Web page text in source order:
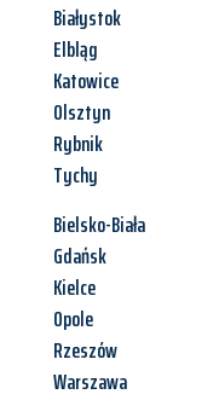
Białystok
Elbląg
Katowice
Olsztyn
Rybnik
Tychy
Bielsko-Biała
Gdańsk
Kielce
Opole
Rzeszów
Warszawa